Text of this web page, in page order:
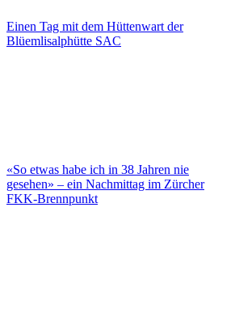
Einen Tag mit dem Hüttenwart der
Blüemlisalphütte SAC
«So etwas habe ich in 38 Jahren nie
gesehen» – ein Nachmittag im Zürcher
FKK-Brennpunkt